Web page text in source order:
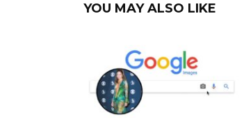
YOU MAY ALSO LIKE